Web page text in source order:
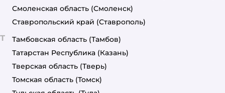
Смоленская область (Смоленск)
Ставропольский край (Ставрополь)
Т Тамбовская область (Тамбов)
Татарстан Республика (Казань)
Тверская область (Тверь)
Томская область (Томск)